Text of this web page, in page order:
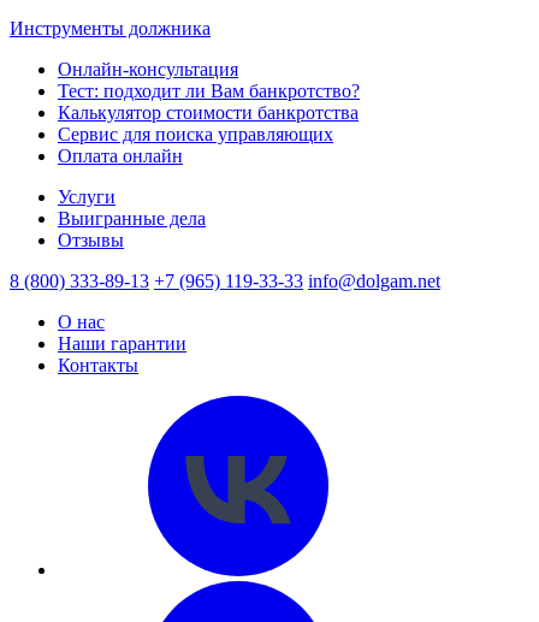
Инструменты должника
Онлайн-консультация
Тест: подходит ли Вам банкротство?
Калькулятор стоимости банкротства
Сервис для поиска управляющих
Оплата онлайн
Услуги
Выигранные дела
Отзывы
8 (800) 333-89-13 +7 (965) 119-33-33 info@dolgam.net
О нас
Наши гарантии
Контакты